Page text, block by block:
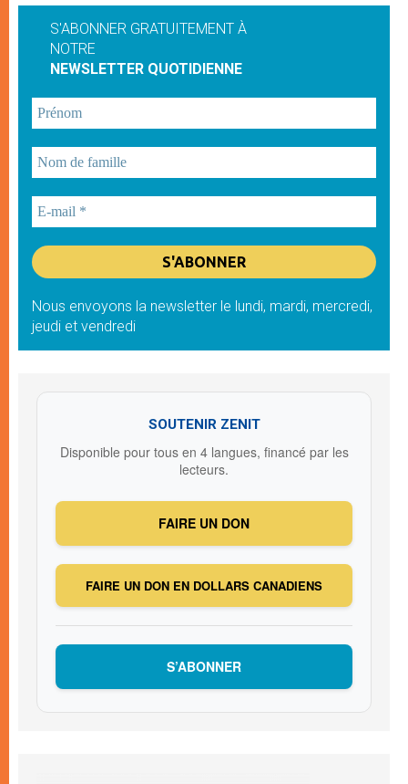
S'ABONNER GRATUITEMENT À
NOTRE
NEWSLETTER QUOTIDIENNE
Nous envoyons la newsletter le lundi, mardi, mercredi,
jeudi et vendredi
SOUTENIR ZENIT
Disponible pour tous en 4 langues, financé par les
lecteurs.
FAIRE UN DON
FAIRE UN DON EN DOLLARS CANADIENS
S’ABONNER